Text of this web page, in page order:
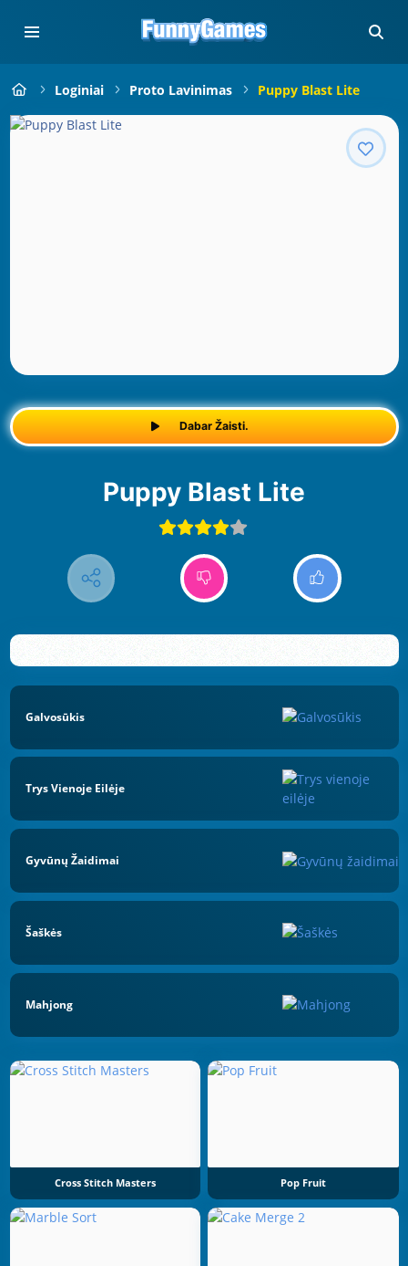
Loginiai Proto Lavinimas Puppy Blast Lite
Dabar Žaisti.
Puppy Blast Lite
Galvosūkis
Trys Vienoje Eilėje
Gyvūnų Žaidimai
Šaškės
Mahjong
Cross Stitch Masters Pop Fruit